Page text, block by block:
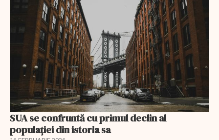
SUA se confruntă cu primul declin al
populației din istoria sa